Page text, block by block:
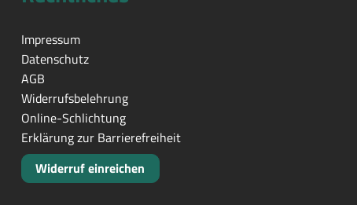
Impressum
Datenschutz
AGB
Widerrufsbelehrung
Online-Schlichtung
Erklärung zur Barrierefreiheit
Widerruf einreichen